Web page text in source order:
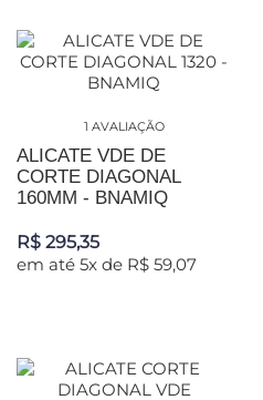
1 AVALIAÇÃO
ALICATE VDE DE
CORTE DIAGONAL
160MM - BNAMIQ
R$ 295,35
em até 5x de R$ 59,07